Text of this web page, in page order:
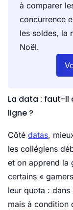
à comparer
concurrence
les soldes, la
Noël.
La data : faut-il
ligne ?
Côté datas,
les collégiens
et on apprend la
certains «
leur quota :
mais à condition